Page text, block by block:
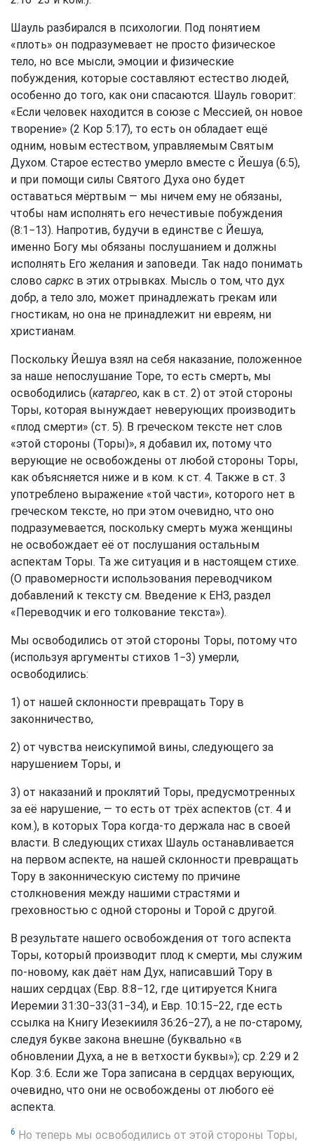
Шауль разбирался в психологии. Под понятием
«плоть» он подразумевает не просто физическое
тело, но все мысли, эмоции и физические
побуждения, которые составляют естество людей,
особенно до того, как они спасаются. Шауль говорит:
«Если человек находится в союзе с Мессией, он новое
творение» (2 Кор 5:17), то есть он обладает ещё
одним, новым естеством, управляемым Святым
Духом. Старое естество умерло вместе с Йешуа (6:5),
и при помощи силы Святого Духа оно будет
оставаться мёртвым — мы ничем ему не обязаны,
чтобы нам исполнять его нечестивые побуждения
(8:1−13). Напротив, будучи в единстве с Йешуа,
именно Богу мы обязаны послушанием и должны
исполнять Его желания и заповеди. Так надо понимать
слово саркс в этих отрывках. Мысль о том, что дух
добр, а тело зло, может принадлежать грекам или
гностикам, но она не принадлежит ни евреям, ни
христианам.
Поскольку Йешуа взял на себя наказание, положенное
за наше непослушание Торе, то есть смерть, мы
освободились (катаргео, как в ст. 2) от этой стороны
Торы, которая вынуждает неверующих производить
«плод смерти» (ст. 5). В греческом тексте нет слов
«этой стороны (Торы)», я добавил их, потому что
верующие не освобождены от любой стороны Торы,
как объясняется ниже и в ком. к ст. 4. Также в ст. 3
употреблено выражение «той части», которого нет в
греческом тексте, но при этом очевидно, что оно
подразумевается, поскольку смерть мужа женщины
не освобождает её от послушания остальным
аспектам Торы. Та же ситуация и в настоящем стихе.
(О правомерности использования переводчиком
добавлений к тексту см. Введение к ЕНЗ, раздел
«Переводчик и его толкование текста»).
Мы освободились от этой стороны Торы, потому что
(используя аргументы стихов 1−3) умерли,
освободились:
1) от нашей склонности превращать Тору в
законничество,
2) от чувства неискупимой вины, следующего за
нарушением Торы, и
3) от наказаний и проклятий Торы, предусмотренных
за её нарушение, — то есть от трёх аспектов (ст. 4 и
ком.), в которых Тора когда-то держала нас в своей
власти. В следующих стихах Шауль останавливается
на первом аспекте, на нашей склонности превращать
Тору в законническую систему по причине
столкновения между нашими страстями и
греховностью с одной стороны и Торой с другой.
В результате нашего освобождения от того аспекта
Торы, который производит плод к смерти, мы служим
по-новому, как даёт нам Дух, написавший Тору в
наших сердцах (Евр. 8:8−12, где цитируется Книга
Иеремии 31:30−33(31−34), и Евр. 10:15−22, где есть
ссылка на Книгу Иезекииля 36:26−27), а не по-старому,
следуя букве закона внешне (буквально «в
обновлении Духа, а не в ветхости буквы»); ср. 2:29 и 2
Кор. 3:6. Если же Тора записана в сердцах верующих,
очевидно, что они не освобождены от любого её
аспекта.
6 Но теперь мы освободились от этой стороны Торы,